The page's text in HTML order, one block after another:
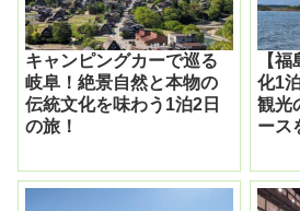
キャンピングカーで巡る
岐阜！絶景自然と本物の
伝統文化を味わう1泊2日
の旅！
【
化1
観光
ース